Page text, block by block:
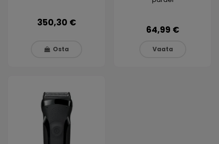
350,30 €
Osta
64,99 €
Vaata